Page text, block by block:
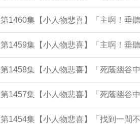
第1460集【小人物悲喜】「主啊！垂
第1459集【小人物悲喜】「主啊！垂
第1458集【小人物悲喜】「死蔭幽谷
第1457集【小人物悲喜】「死蔭幽谷
第1454集【小人物悲喜】「找到一間